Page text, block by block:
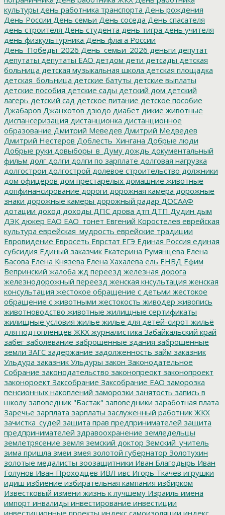
культуры день работника транспорта День рождения
День России День семьи День соседа День спасателя
день строителя День студента день тигра день учителя
день физкультурника День флага России
День_Победы_2026 День_семьи_2026 деньги депутат
депутаты депутаты ЕАО детдом дети детсады детская
больница детская музыкальная школа детская площадка
детская_больница детские батуты детские выплаты
детские пособия детские сады детский дом детский
лагерь детский сад детское питание детское пособие
Джабаров Джанхотов дзюдо диабет дикие животные
диспансеризация дистанционка дистанционное
образование Дмитрий Меведев Дмитрий Медведев
Дмитрий Нестеров Доблесть_Хингана Добрые люди
Добрые руки довыборы_в_Думу дождь документальный
фильм долг долги долги по зарплате долговая нагрузка
долгострои долгострой долевое строительство должники
дом офицеров дом престарелых домашние животные
допфинансирование дороги дорожная камера дорожные
знаки дорожные камеры дорожный радар ДОСААФ
дотации доход доходы ДПС дрова дтп ДТП Дудин дым
ДЭК дюкер ЕАО ЕАО_тонет Евгений Коростелев еврейская
культура еврейская_мудрость еврейские традиции
Евровидение Евросеть Еврстат ЕГЭ Единая Россия единая
субсидия Единый заказчик Екатерина Румянцева Елена
Басова Елена Князева Елена Хахалева ель ЕНВД Ефим
Вепринский жалоба жд переезд железная дорога
железнодорожный переезд женская кнсультация женская
консультация жестокое обращение с детьми жестокое
обращение с животными жестокость живодер живопись
животноводство животные жилищные сертификаты
жилищные условия жилье жилье для детей-сирот жильё
для подтопленцев ЖКХ журналистика Забайкальский край
забег заболевание заброшенные здания заброшенные
земли ЗАГС задержание задолженность займ заказник
Ульдура заказник Ульдуры закон Законодательное
Собрание законодательство законопреокт законопроект
законороект Заксобрание Заксобрание ЕАО заморозка
пенсионных накоплений заморозки занятость запись в
школу заповедник "Бастак" заповедники заработная плата
Заречье зарплата зарплаты заслуженный работник ЖКХ
зачистка_судей защита прав предпринимателей защита
предпринимателей здравоохранение земледельцы
землетрясение земля земский доктор Земский_учитель
зима пришла змеи змея золотой губернатор Золотухин
золотые медалисты зоозащитники Иван Благодырь Иван
Голунов Иван Проходцев ИВЛ ивс Игорь Ткачев игрушки
идиш избиение избирательная кампания избирком
Известковый измени жизнь к лучшему Израиль имена
импорт инвалиды инвестирование инвестиции
инвестиционные проекты индекс самоизоляции индекс